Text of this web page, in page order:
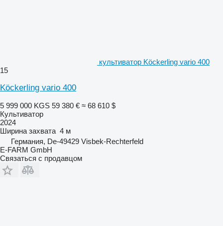
культиватор Köckerling vario 400
15
Köckerling vario 400
5 999 000 KGS 59 380 € ≈ 68 610 $
Культиватор
2024
Ширина захвата 4 м
Германия, De-49429 Visbek-Rechterfeld
E-FARM GmbH
Связаться с продавцом